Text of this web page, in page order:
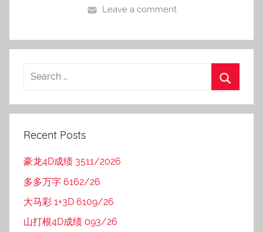
Leave a comment
Recent Posts
豪龙4D成绩 3511/2026
多多万字 6162/26
大马彩 1+3D 6109/26
山打根4D成绩 093/26